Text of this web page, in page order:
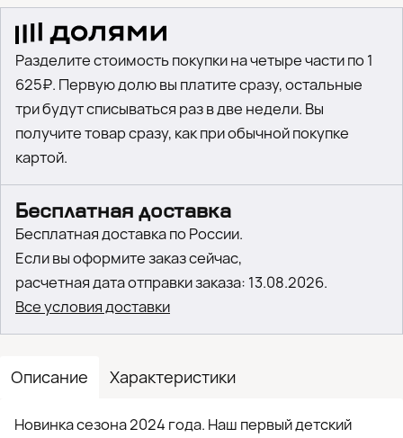
Описание Характеристики
Новинка сезона 2024 года. Наш первый детский
Разделите стоимость покупки на четыре части по 1
625₽. Первую долю вы платите сразу, остальные
три будут списываться раз в две недели. Вы
получите товар сразу, как при обычной покупке
картой.
Бесплатная доставка
Бесплатная доставка по России.
Если вы оформите заказ сейчас,
расчетная дата отправки заказа: 13.08.2026.
Все условия доставки